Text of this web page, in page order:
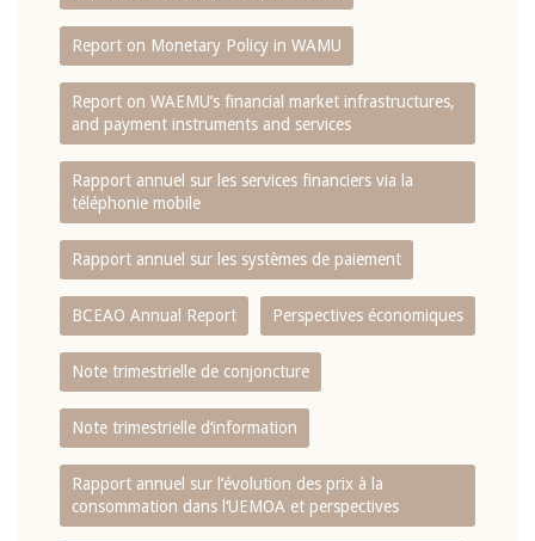
Report on Monetary Policy in WAMU
Report on WAEMU’s financial market infrastructures,
and payment instruments and services
Rapport annuel sur les services financiers via la
téléphonie mobile
Rapport annuel sur les systèmes de paiement
BCEAO Annual Report Perspectives économiques
Note trimestrielle de conjoncture
Note trimestrielle d‘information
Rapport annuel sur l‘évolution des prix à la
consommation dans l‘UEMOA et perspectives